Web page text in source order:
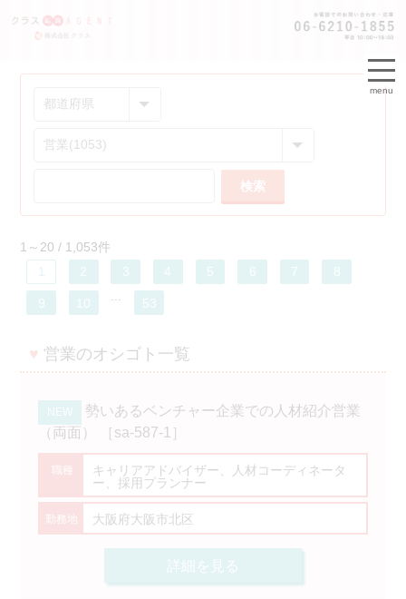
menu
検索
1～20 / 1,053件
1 2 3 4 5 6 7 8
9 10 53
♥ 営業のオシゴト一覧
勢いあるベンチャー企業での人材紹介営業
（両面） ［sa-587-1］
キャリアアドバイザー、人材コーディネータ
ー、採用プランナー
大阪府大阪市北区
詳細を見る